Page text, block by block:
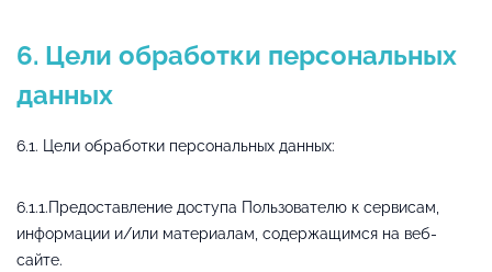
6. Цели обработки персональных
данных
6.1. Цели обработки персональных данных:
6.1.1.Предоставление доступа Пользователю к сервисам,
информации и/или материалам, содержащимся на веб-
сайте.